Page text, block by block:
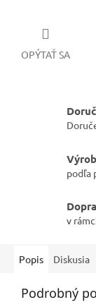
OPÝTAŤ SA
podľa
v
Popis Diskusia
Podrobný